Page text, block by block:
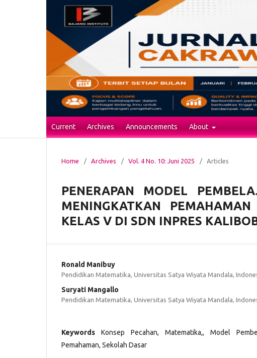
Current Archives Announcements About
Home / Archives / Vol. 4 No. 10: Juni 2025 / Articles
PENERAPAN MODEL
MENINGKATKAN
KELAS V DI SDN INPRES
Ronald Manibuy
Pendidikan Matematika, Universitas Satya Wiyata Mandala,
Suryati Mangallo
Pendidikan Matematika, Universitas Satya Wiyata Mandala,
Keywords
Konsep Pecahan, Matematika,, Model
Pemahaman, Sekolah Dasar